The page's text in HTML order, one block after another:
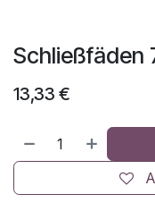
Schließfäden
13,33 €